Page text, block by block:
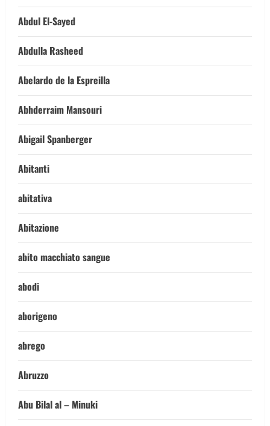
Abdul El-Sayed
Abdulla Rasheed
Abelardo de la Espreilla
Abhderraim Mansouri
Abigail Spanberger
Abitanti
abitativa
Abitazione
abito macchiato sangue
abodi
aborigeno
abrego
Abruzzo
Abu Bilal al – Minuki